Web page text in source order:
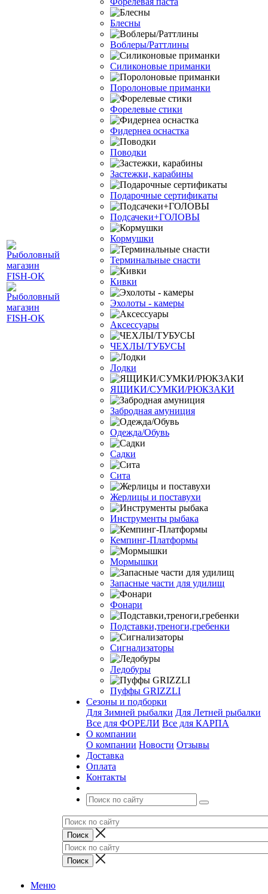
Блесны
Воблеры/Раттлины
Силиконовые приманки
Поролоновые приманки
Форелевые стики
Фидернеа оснастка
Поводки
Застежки, карабины
Подарочные сертификаты
Подсачеки+ГОЛОВЫ
Кормушки
Терминальные снасти
Кивки
Эхолоты - камеры
Аксессуары
ЧЕХЛЫ/ТУБУСЫ
Лодки
ЯЩИКИ/СУМКИ/РЮКЗАКИ
Забродная амуниция
Одежда/Обувь
Садки
Сита
Жерлицы и поставухи
Инструменты рыбака
Кемпинг-Платформы
Мормышки
Запасные части для удилищ
Фонари
Подставки,треноги,гребенки
Сигнализаторы
Ледобуры
Пуффы GRIZZLI
Сезоны и подборки
Для Зимней рыбалки Для Летней рыбалки
Все для ФОРЕЛИ Все для КАРПА
О компании
О компании Новости Отзывы
Доставка
Оплата
Контакты
Меню